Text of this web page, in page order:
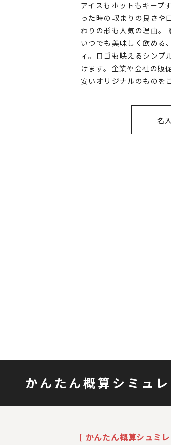
アイスもホットもキープ
った時の収まりの良さや
わりの形も人気の理由。
いつでも美味しく飲める
ィ。ロゴも映えるシンプ
けます。企業や会社の販
安いオリジナルのものを
名
かんたん概算シミュ
[ かんたん概算シュミ